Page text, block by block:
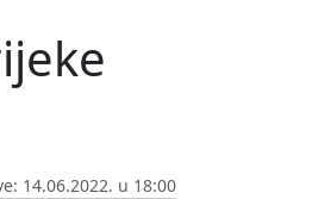
14.06.2022. u 18:00